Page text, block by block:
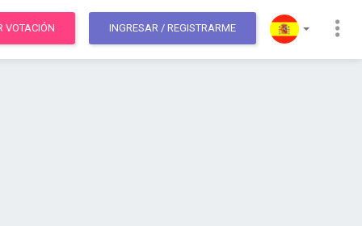
VOTACIÓN INGRESAR / REGISTRARME